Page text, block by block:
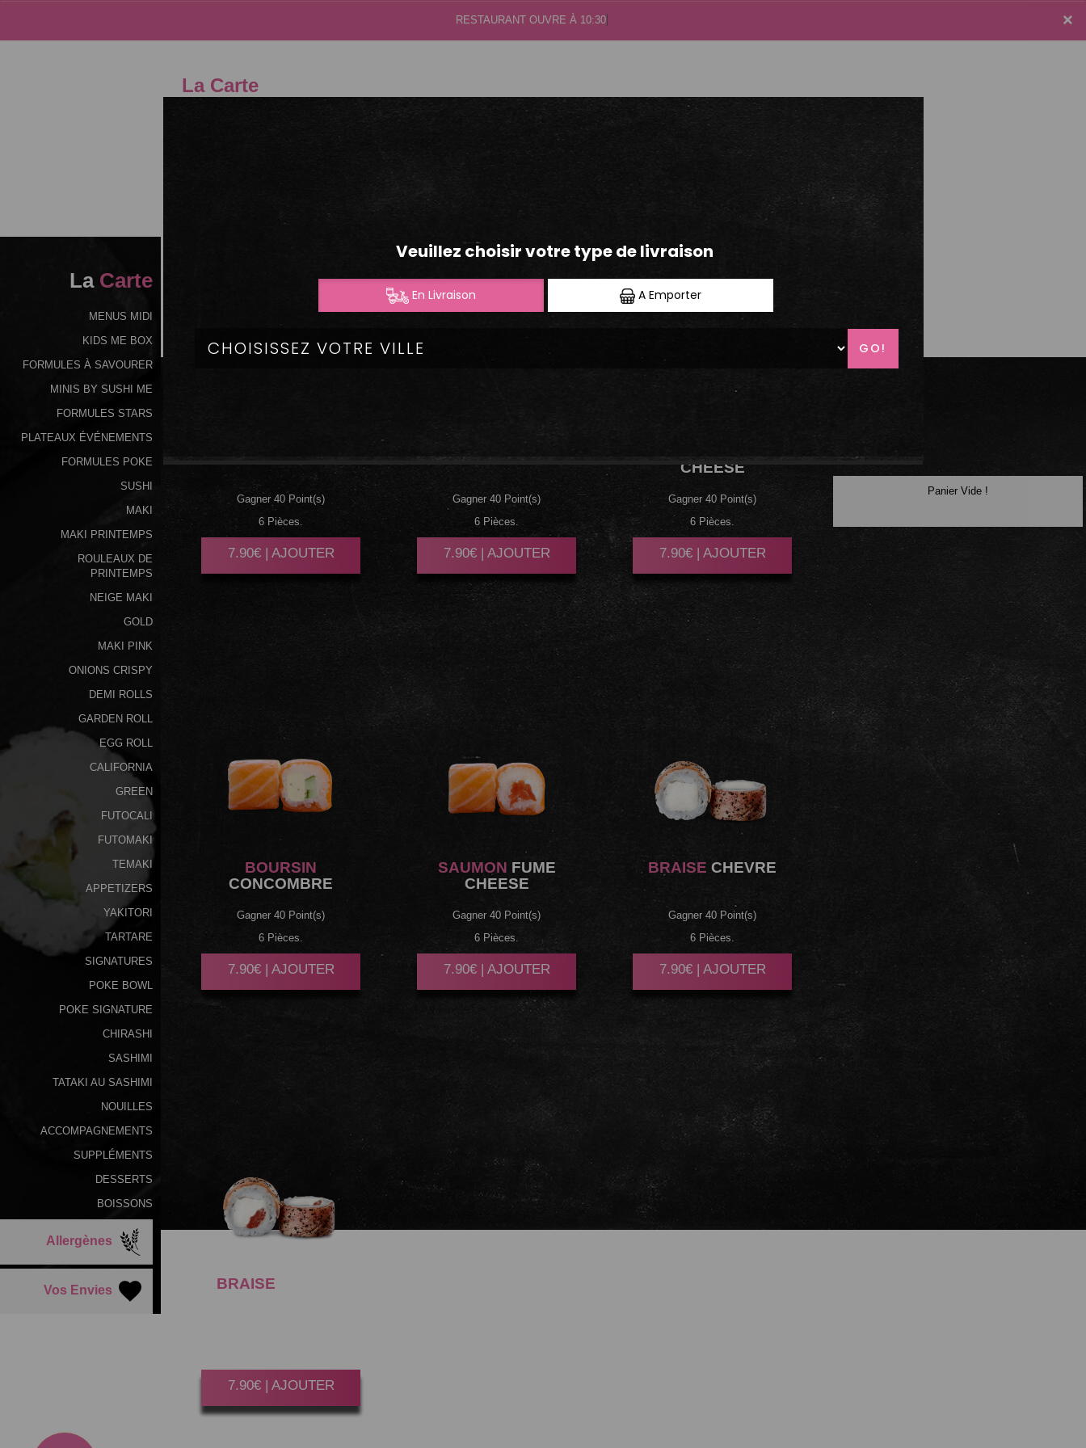
×
RESTAURANT OUVRE À 10:30
La Carte
×
La Carte
MENUS MIDI
KIDS ME BOX
FORMULES À SAVOURER
MINIS BY SUSHI ME
FORMULES STARS
PLATEAUX ÉVÉNEMENTS
FORMULES POKE
SUSHI
MAKI
MAKI PRINTEMPS
ROULEAUX DE
PRINTEMPS
NEIGE MAKI
GOLD
MAKI PINK
ONIONS CRISPY
DEMI ROLLS
GARDEN ROLL
EGG ROLL
CALIFORNIA
GREEN
FUTOCALI
FUTOMAKI
TEMAKI
APPETIZERS
YAKITORI
TARTARE
SIGNATURES
POKE BOWL
POKE SIGNATURE
CHIRASHI
SASHIMI
TATAKI AU SASHIMI
NOUILLES
ACCOMPAGNEMENTS
SUPPLÉMENTS
DESSERTS
BOISSONS
Allergènes
Vos Envies
MAKI PINK
Gagner 40 Point(s)
6 Pièces.
7.90€ | AJOUTER
Gagner 40 Point(s)
6 Pièces.
7.90€ | AJOUTER
CHEESE
Gagner 40 Point(s)
6 Pièces.
7.90€ | AJOUTER
BOURSIN
CONCOMBRE
Gagner 40 Point(s)
6 Pièces.
7.90€ | AJOUTER
SAUMON FUME
CHEESE
Gagner 40 Point(s)
6 Pièces.
7.90€ | AJOUTER
BRAISE CHEVRE
Gagner 40 Point(s)
6 Pièces.
7.90€ | AJOUTER
BRAISE
7.90€ | AJOUTER
Panier Vide !